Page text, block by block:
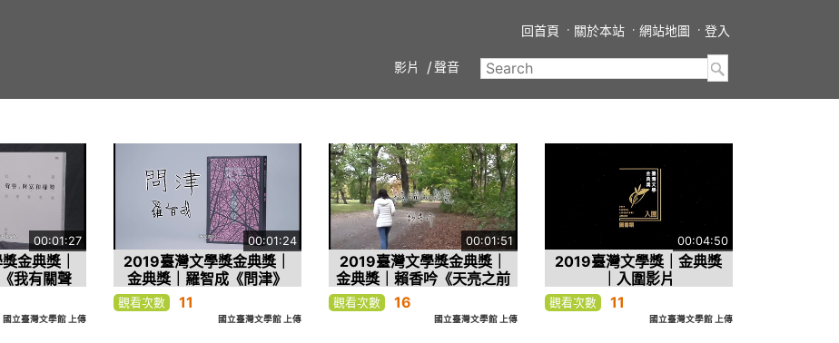
回首頁 關於本站 網站地圖 登入
影片 聲音
00:01:27
金典獎｜
我有關聲
的簡單思
國立臺灣文學館 上傳
00:01:24
2019臺灣文學獎金典獎｜
金典獎｜羅智成《問津》
觀看次數 11
國立臺灣文學館 上傳
00:01:51
2019臺灣文學獎金典獎｜
金典獎｜賴香吟《天亮之前
的戀愛─日治時代台灣小說
風景》
觀看次數 16
國立臺灣文學館 上傳
00:04:50
2019臺灣文學獎｜金典獎
｜入圍影片
觀看次數 11
國立臺灣文學館 上傳